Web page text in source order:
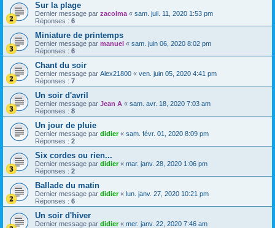
Sur la plage
Dernier message par zacolma « sam. juil. 11, 2020 1:53 pm
Réponses : 6
Miniature de printemps
Dernier message par manuel « sam. juin 06, 2020 8:02 pm
Réponses : 6
Chant du soir
Dernier message par Alex21800 « ven. juin 05, 2020 4:41 pm
Réponses : 7
Un soir d'avril
Dernier message par Jean A « sam. avr. 18, 2020 7:03 am
Réponses : 8
Un jour de pluie
Dernier message par didier« sam. févr. 01, 2020 8:09 pm
Réponses : 2
Six cordes ou rien...
Dernier message par didier« mar. janv. 28, 2020 1:06 pm
Réponses : 2
Ballade du matin
Dernier message par didier« lun. janv. 27, 2020 10:21 pm
Réponses : 6
Un soir d'hiver
Dernier message par didier« mer. janv. 22, 2020 7:46 am